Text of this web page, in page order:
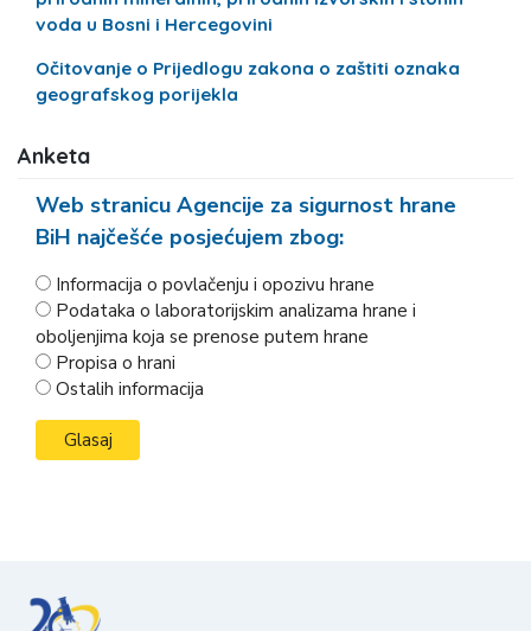
voda u Bosni i Hercegovini
Očitovanje o Prijedlogu zakona o zaštiti oznaka
geografskog porijekla
Anketa
Web stranicu Agencije za sigurnost hrane
BiH najčešće posjećujem zbog:
Informacija o povlačenju i opozivu hrane
Podataka o laboratorijskim analizama hrane i
oboljenjima koja se prenose putem hrane
Propisa o hrani
Ostalih informacija